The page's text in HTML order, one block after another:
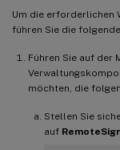
AddFeatures
# Start to
if (-not (
{
       Exit
}
Um die erforderlichen
führen Sie die
Führen Sie auf der
möchten, die
Stellen Sie
auf